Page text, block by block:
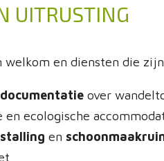
UITRUSTING
en diensten die
over
en ecologische
en